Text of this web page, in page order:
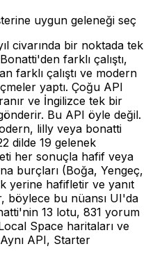
uygun geleneği seç
civarında bir noktada tek
farklı çalıştı,
farklı çalıştı ve modern
yaptı. Çoğu API
ve İngilizce tek bir
Bu API öyle değil.
lilly veya bonatti
dilde 19 gelenek
her sonuçla hafif veya
burçları (Boğa, Yengeç,
yerine hafifletir ve yanıt
böylece bu nüansı UI'da
13 lotu, 831 yorum
Space haritaları ve
API, Starter